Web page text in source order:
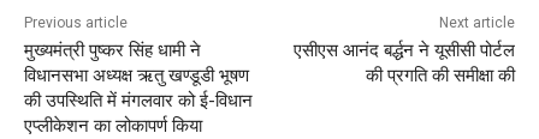
Previous article
मुख्यमंत्री पुष्कर सिंह धामी ने
विधानसभा अध्यक्ष ऋतु खण्डूडी भूषण
की उपस्थिति में मंगलवार को ई-विधान
एप्लीकेशन का लोकापर्ण किया
Next article
एसीएस आनंद बर्द्धन ने यूसीसी पोर्टल
की प्रगति की समीक्षा की